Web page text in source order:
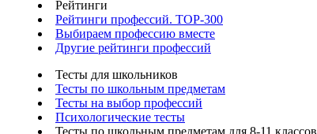
Рейтинги
Рейтинги профессий. TOP-300
Выбираем профессию вместе
Другие рейтинги профессий
Тесты для школьников
Тесты по школьным предметам
Тесты на выбор профессий
Психологические тесты
Тесты по школьным предметам для 8-11 классов